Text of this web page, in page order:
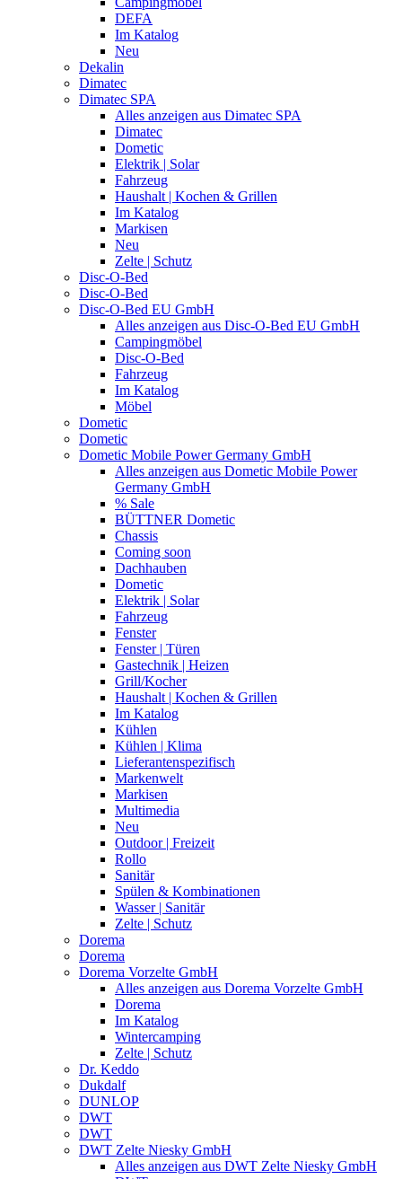
DEFA
Im Katalog
Neu
Dekalin
Dimatec
Dimatec SPA
Alles anzeigen aus Dimatec SPA
Dimatec
Dometic
Elektrik | Solar
Fahrzeug
Haushalt | Kochen & Grillen
Im Katalog
Markisen
Neu
Zelte | Schutz
Disc-O-Bed
Disc-O-Bed
Disc-O-Bed EU GmbH
Alles anzeigen aus Disc-O-Bed EU GmbH
Campingmöbel
Disc-O-Bed
Fahrzeug
Im Katalog
Möbel
Dometic
Dometic
Dometic Mobile Power Germany GmbH
Alles anzeigen aus Dometic Mobile Power
Germany GmbH
% Sale
BÜTTNER Dometic
Chassis
Coming soon
Dachhauben
Dometic
Elektrik | Solar
Fahrzeug
Fenster
Fenster | Türen
Gastechnik | Heizen
Grill/Kocher
Haushalt | Kochen & Grillen
Im Katalog
Kühlen
Kühlen | Klima
Lieferantenspezifisch
Markenwelt
Markisen
Multimedia
Neu
Outdoor | Freizeit
Rollo
Sanitär
Spülen & Kombinationen
Wasser | Sanitär
Zelte | Schutz
Dorema
Dorema
Dorema Vorzelte GmbH
Alles anzeigen aus Dorema Vorzelte GmbH
Dorema
Im Katalog
Wintercamping
Zelte | Schutz
Dr. Keddo
Dukdalf
DUNLOP
DWT
DWT
DWT Zelte Niesky GmbH
Alles anzeigen aus DWT Zelte Niesky GmbH